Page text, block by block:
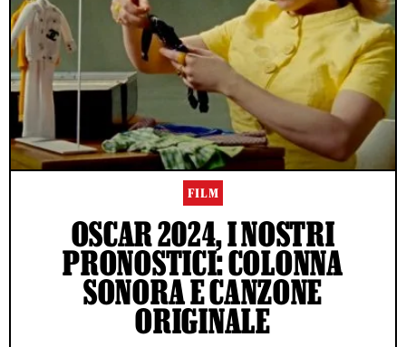
FILM
OSCAR 2024, I NOSTRI
PRONOSTICI: COLONNA
SONORA E CANZONE
ORIGINALE